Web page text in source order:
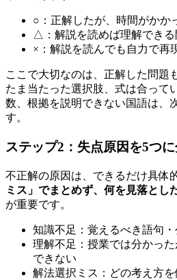
○：正解したが、時間がかか
△：解説を読めば理解できる
×：解説を読んでも自力で再
ここで大切なのは、正解した問題
たま当たった選択肢、式は合って
数、根拠を説明できない国語は、
す。
ステップ2：失点原因を5つ
不正解の原因は、できるだけ具体
ミス」でまとめず、何を見落とし
が重要です。
知識不足：覚えるべき語句
理解不足：授業では分かっ
できない
解法選択ミス：どの考え方